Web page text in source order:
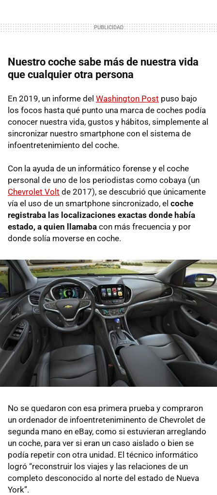
Nuestro coche sabe más de nuestra vida
que cualquier otra persona
En 2019, un informe del Washington Post puso bajo
los focos hasta qué punto una marca de coches podía
conocer nuestra vida, gustos y hábitos, simplemente al
sincronizar nuestro smartphone con el sistema de
infoentretenimiento del coche.
Con la ayuda de un informático forense y el coche
personal de uno de los periodistas como cobaya (un
Chevrolet Volt de 2017), se descubrió que únicamente
vía el uso de un smartphone sincronizado, el coche
registraba las localizaciones exactas donde había
estado, a quien llamaba con más frecuencia y por
donde solía moverse en coche.
No se quedaron con esa primera prueba y compraron
un ordenador de infoentreteniminento de Chevrolet de
segunda mano en eBay, como si estuvieran arreglando
un coche, para ver si eran un caso aislado o bien se
podía repetir con otra unidad. El técnico informático
logró “reconstruir los viajes y las relaciones de un
completo desconocido al norte del estado de Nueva
York”.